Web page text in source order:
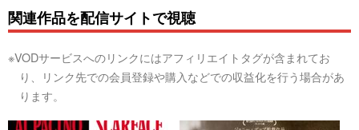
関連作品を配信サイトで視聴
※VODサービスへのリンクにはアフィリエイトタグが含まれてお
り、リンク先での会員登録や購入などでの収益化を行う場合があ
ります。